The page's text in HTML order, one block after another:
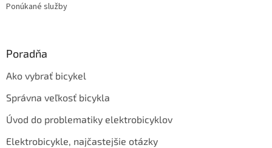
Ponúkané služby
Poradňa
Ako vybrať bicykel
Správna veľkosť bicykla
Úvod do problematiky elektrobicyklov
Elektrobicykle, najčastejšie otázky